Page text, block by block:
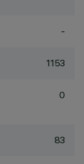
-
1153
0
83